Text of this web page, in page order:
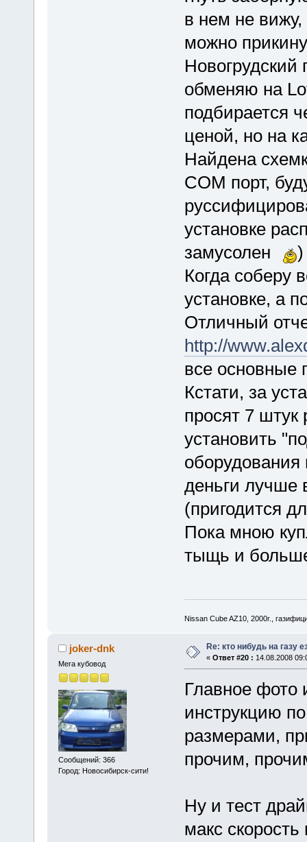
в нем не вижу,
можно
Новогрудский
обменяю на
подбирается
ценой, но на
Найдена
COM порт,
установке
замусолен
)
Когда соберу
установке, а
Отличный
http://
все основные
Кстати, за
просят 7 штук
установить
оборудования
деньги лучше
(пригодится
Пока мною
тыщь и
Nissan Cube AZ10, 2000г.,
joker-dnk
Мега кубовод
Сообщений: 366
Город: Новосибирск-сити!
Re: кто нибудь на газу
« Ответ #20 : 14.08.2008
Главное фото
инструкцию
размерами,
прочим,
Ну и тест
макс скорость